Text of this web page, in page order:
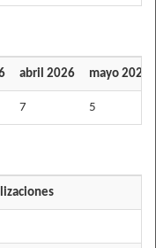
abril 2026 mayo 2026
7 5